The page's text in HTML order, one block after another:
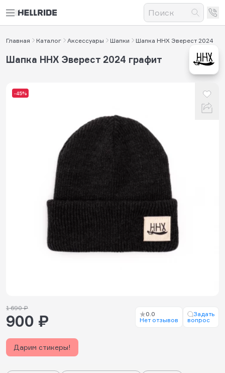
Главная Каталог Аксессуары Шапки Шапка HHX Эверест 2024
-45%
Шапка HHX Эверест 2024 графит
1 690 ₽
900 ₽
0.0
Нет отзывов
Задать
вопрос
Дарим стикеры!